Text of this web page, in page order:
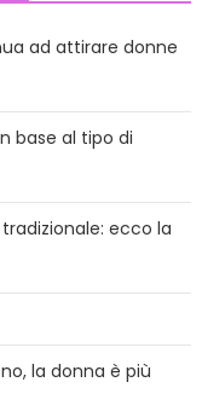
ad attirare donne
base al tipo di
ecco la
la donna è più